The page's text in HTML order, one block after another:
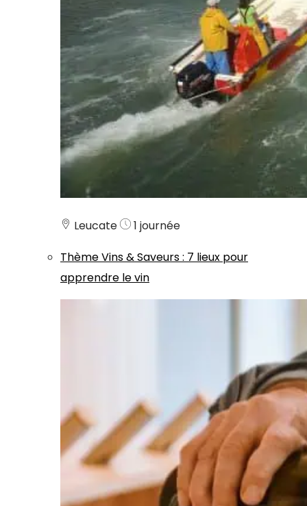
Leucate
1 journée
ThèmeVins & Saveurs: 7 lieux pour
apprendre le vin